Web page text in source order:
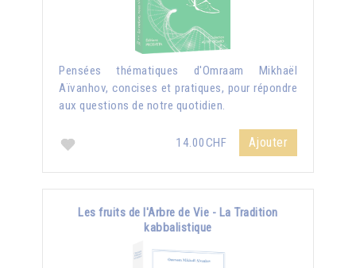
Pensées thématiques d'Omraam Mikhaël
Aïvanhov, concises et pratiques, pour répondre
aux questions de notre quotidien.
14.00CHF Ajouter
Les fruits de l'Arbre de Vie - La Tradition
kabbalistique